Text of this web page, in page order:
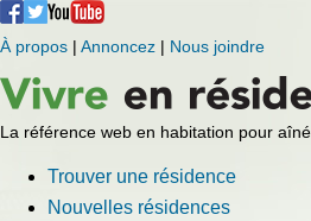
À propos | Annoncez | Nous joindre
La référence web en habitation pour
Trouver une résidence
Nouvelles résidences